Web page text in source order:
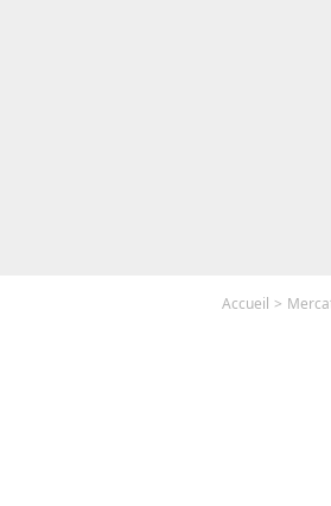
Accueil